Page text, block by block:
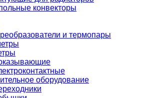
конвекторы
и термопары
оборудование